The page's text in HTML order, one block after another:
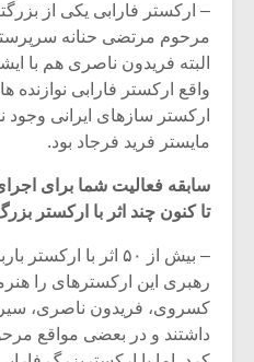
– ارکستر فارابی یکی از
مرحوم مرتضی حنانه
البته فریدون ناصری هم با
واقع ارکستر فارابی نوازنده
ارکستر سازهای ایرانی وجود
مایستر فرید فرجاد بود.
سابقه فعالیت شما برای
تا کنون چند اثر با ارکستر
– بیش از ۵۰ اثر با
رهبری این ارکسترهای را
کسروی، فریدون ناصری،
داشتند و در بعضی مواقع